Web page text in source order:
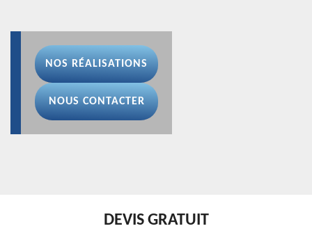
NOS RÉALISATIONS
NOUS CONTACTER
DEVIS GRATUIT